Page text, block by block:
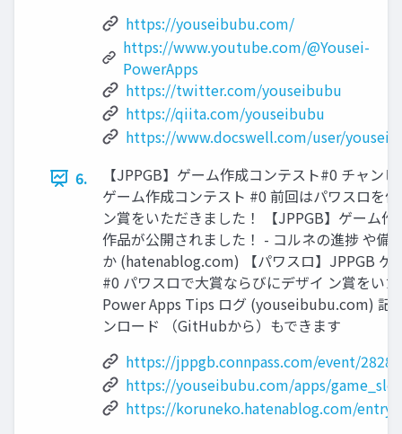
https://youseibubu.com/
https://www.youtube.com/@Yousei-
PowerApps
https://twitter.com/youseibubu
https://qiita.com/youseibubu
https://www.docswell.com/user/yousei
6.
【JPPGB】ゲーム作成コンテスト#0 チャン
ゲーム作成コンテスト #0 前回はパワスロを
ン賞をいただきました！ 【JPPGB】ゲーム
作品が公開されました！ - コルネの進捗 や備
か (hatenablog.com) 【パワスロ】JPPGB ゲ
#0 パワスロで大賞ならびにデザイ ン賞をい
Power Apps Tips ログ (youseibubu.com) 記
ンロード （GitHubから）もできます
https://jppgb.connpass.com/event/
https://youseibubu.com/apps/
https://koruneko.hatenablog.com/entry/